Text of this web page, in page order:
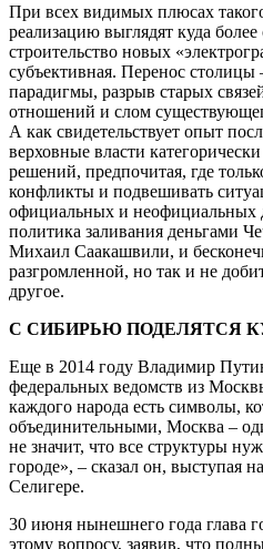
При всех видимых плюсах
реализацию выглядят куда
строительство новых
субъективная. Перенос столицы
парадигмы, разрыв старых
отношений и слом
А как свидетельствует опыт
верховные власти
решений, предпочитая, где
конфликты и подвешивать
официальных и неофициальных
политика заливания деньгами
Михаил Саакашвили, и
разгромленной, но так и не
другое.
С СИБИРЬЮ ПОДЕЛЯТСЯ
Еще в 2014 году Владимир
федеральных ведомств из
каждого народа есть символы,
объединительными, Москва –
не значит, что все структуры
городе», – сказал он, выступая
Селигере.
30 июня нынешнего года глава
этому вопросу, заявив, что